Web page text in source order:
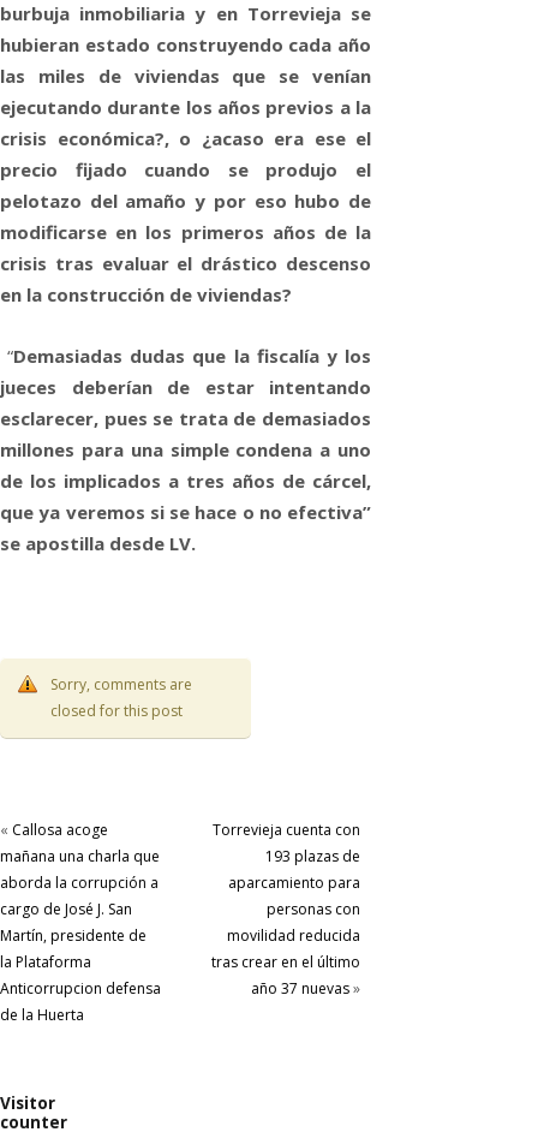
burbuja inmobiliaria y en Torrevieja se
hubieran estado construyendo cada año
las miles de viviendas que se venían
ejecutando durante los años previos a la
crisis económica?, o ¿acaso era ese el
precio fijado cuando se produjo el
pelotazo del amaño y por eso hubo de
modificarse en los primeros años de la
crisis tras evaluar el drástico descenso
en la construcción de viviendas?
“Demasiadas dudas que la fiscalía y los
jueces deberían de estar intentando
esclarecer, pues se trata de demasiados
millones para una simple condena a uno
de los implicados a tres años de cárcel,
que ya veremos si se hace o no efectiva”
se apostilla desde LV.
Sorry, comments are
closed for this post
« Callosa acoge
mañana una charla que
aborda la corrupción a
cargo de José J. San
Martín, presidente de
la Plataforma
Anticorrupcion defensa
de la Huerta
Torrevieja cuenta con
193 plazas de
aparcamiento para
personas con
movilidad reducida
tras crear en el último
año 37 nuevas»
Visitor
counter